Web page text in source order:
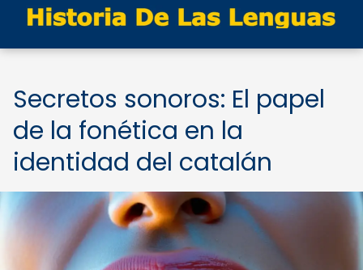
Secretos sonoros: El papel
de la fonética en la
identidad del catalán